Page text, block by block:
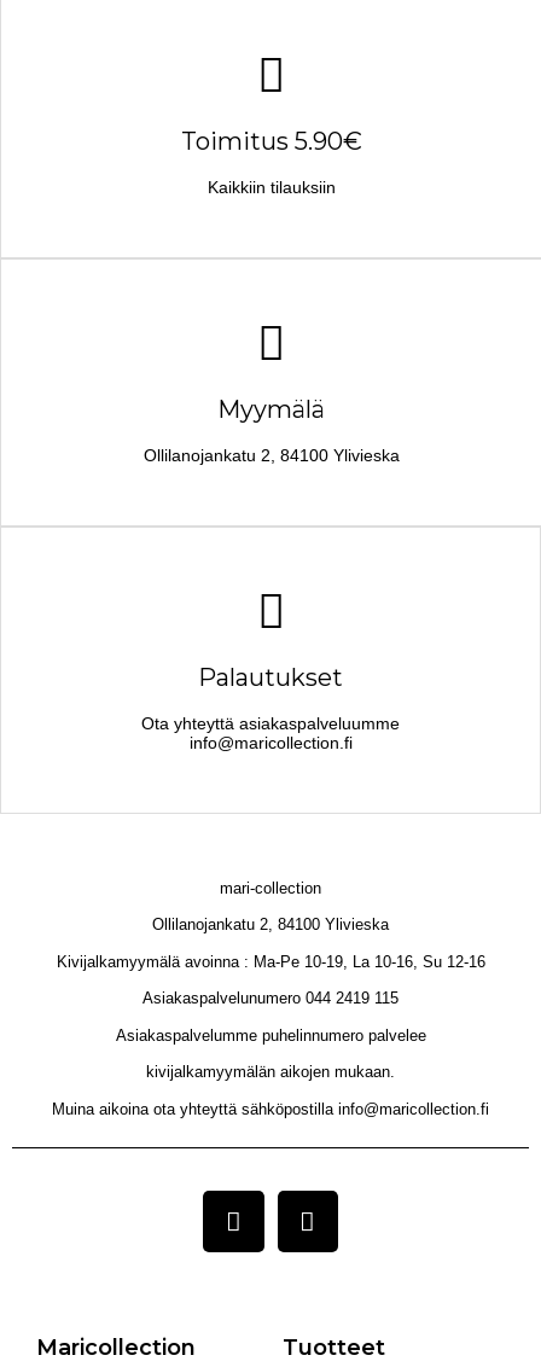
Toimitus 5.90€
Kaikkiin tilauksiin
Myymälä
Ollilanojankatu 2, 84100 Ylivieska
Palautukset
Ota yhteyttä asiakaspalveluumme
info@maricollection.fi
mari-collection
Ollilanojankatu 2, 84100 Ylivieska
Kivijalkamyymälä avoinna : Ma-Pe 10-19, La 10-16, Su 12-16
Asiakaspalvelunumero 044 2419 115
Asiakaspalvelumme puhelinnumero palvelee
kivijalkamyymälän aikojen mukaan.
Muina aikoina ota yhteyttä sähköpostilla info@maricollection.fi
Maricollection Tuotteet